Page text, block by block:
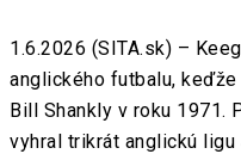
1.6.2026 (SITA.sk) –
anglického futbalu,
Bill Shankly v roku 1971.
vyhral trikrát anglickú